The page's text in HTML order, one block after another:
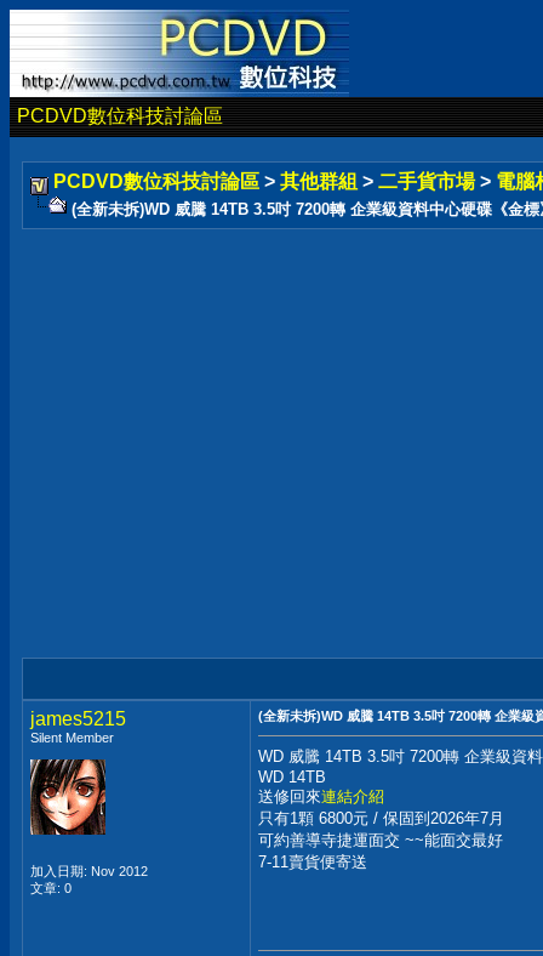
PCDVD數位科技討論區
PCDVD數位科技討論區 > 其他群組 > 二手貨市場 > 電腦
(全新未拆)WD 威騰 14TB 3.5吋 7200轉 企業級資料中心硬碟《金
james5215
Silent Member
加入日期: Nov 2012
文章: 0
(全新未拆)WD 威騰 14TB 3.5吋 7200轉 企業級
WD 威騰 14TB 3.5吋 7200轉 企業級資
WD 14TB
送修回來連結介紹
只有1顆 6800元 / 保固到2026年7月
可約善導寺捷運面交 ~~能面交最好
7-11賣貨便寄送